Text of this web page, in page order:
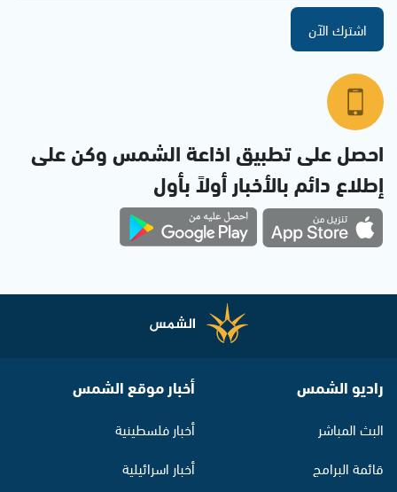
اشترك الآن
احصل على تطبيق اذاعة الشمس وكن على
إطلاع دائم بالأخبار أولاً بأول
راديو الشمس
البث المباشر
قائمة البرامج
أخبار موقع الشمس
أخبار فلسطينية
أخبار اسرائيلية